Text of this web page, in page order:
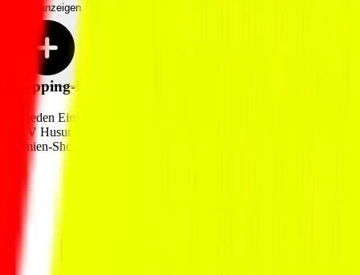
Mehr anzeigen
Shopping-Link von
Für jeden Einkauf über den nachfolgenden Shopping-Link erhält
HSrV Husum
Prämien-Shops zur Auswahl.